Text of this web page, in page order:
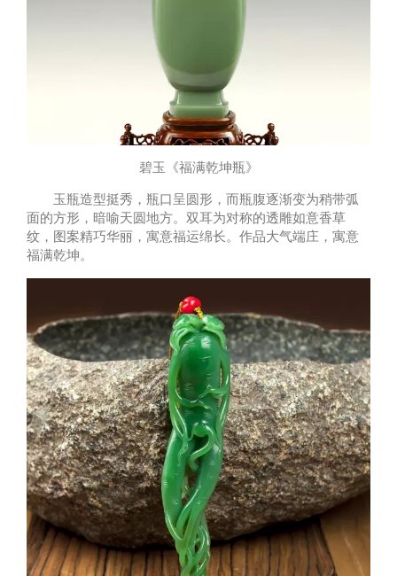
碧玉《福满乾坤瓶》
玉瓶造型挺秀，瓶口呈圆形，而瓶腹逐渐变为稍带弧
面的方形，暗喻天圆地方。双耳为对称的透雕如意香草
纹，图案精巧华丽，寓意福运绵长。作品大气端庄，寓意
福满乾坤。